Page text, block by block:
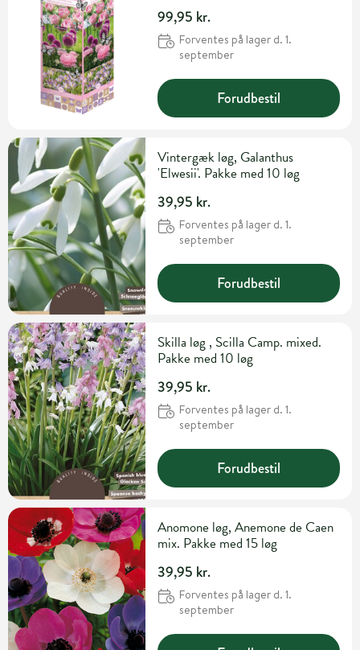
99,95 kr.
Forventes på lager d. 1.
september
Forudbestil
Vintergæk løg, Galanthus
'Elwesii'. Pakke med 10 løg
39,95 kr.
Forventes på lager d. 1.
september
Forudbestil
Skilla løg , Scilla Camp. mixed.
Pakke med 10 løg
39,95 kr.
Forventes på lager d. 1.
september
Forudbestil
Anomone løg, Anemone de Caen
mix. Pakke med 15 løg
39,95 kr.
Forventes på lager d. 1.
september